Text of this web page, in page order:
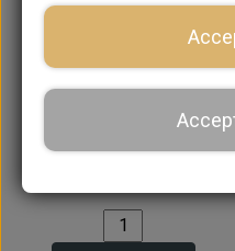
Minilight Alu Hjulsæt
7x13" og Yokohama
A539